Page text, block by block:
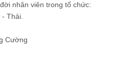
nhân viên trong tổ chức:
Thải.
Cường